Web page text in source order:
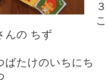
んの ちず
ばたけのいちにち